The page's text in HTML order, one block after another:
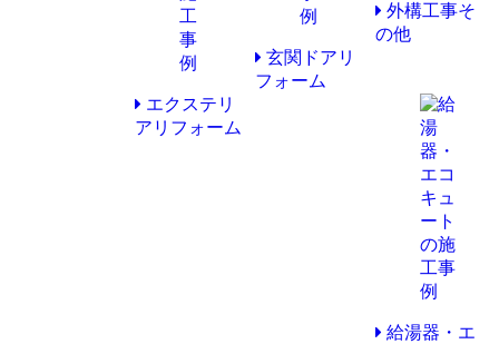
エクステリ
アリフォーム
玄関ドアリ
フォーム
外構工事そ
の他
給湯器・エ